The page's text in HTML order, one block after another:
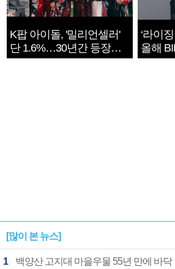
K팝 아이돌, '밀리언셀러'
단 1.6%…30년간 등장
1182개팀 전수조사
‘라이
올해
확정
[많이 본 뉴스]
1 백양산 고지대 마을우물 55년 만에 바닥